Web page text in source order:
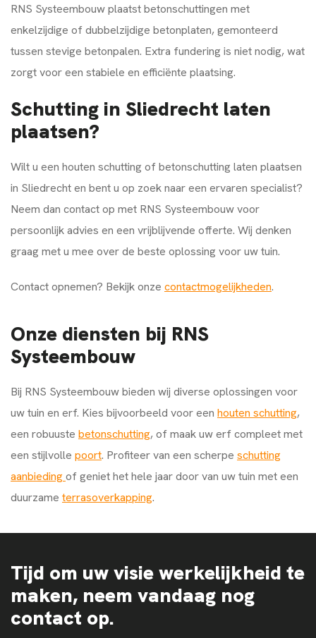
RNS Systeembouw plaatst betonschuttingen met
enkelzijdige of dubbelzijdige betonplaten, gemonteerd
tussen stevige betonpalen. Extra fundering is niet nodig, wat
zorgt voor een stabiele en efficiënte plaatsing.
Schutting in Sliedrecht laten
plaatsen?
Wilt u een houten schutting of betonschutting laten plaatsen
in Sliedrecht en bent u op zoek naar een ervaren specialist?
Neem dan contact op met RNS Systeembouw voor
persoonlijk advies en een vrijblijvende offerte. Wij denken
graag met u mee over de beste oplossing voor uw tuin.
Contact opnemen? Bekijk onze contactmogelijkheden.
Onze diensten bij RNS
Systeembouw
Bij RNS Systeembouw bieden wij diverse oplossingen voor
uw tuin en erf. Kies bijvoorbeeld voor een houten schutting,
een robuuste betonschutting, of maak uw erf compleet met
een stijlvolle poort. Profiteer van een scherpe schutting
aanbiedingof geniet het hele jaar door van uw tuin met een
duurzame terrasoverkapping.
Tijd om uw visie werkelijkheid te
maken, neem vandaag nog
contact op.